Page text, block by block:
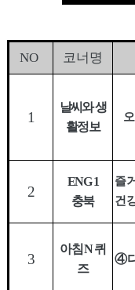
NO 코너명
1
날씨와 생
활정보
2
ENG 1
충북
즐
건
3
아침N퀴
즈
④